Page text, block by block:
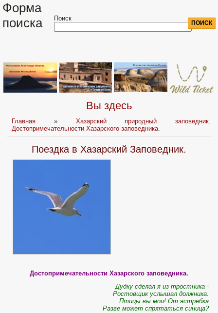
Форма
поиска
Поиск
Вы здесь
Главная » Хазарский природный заповедник.
Достопримечательности Хазарского заповедника.
Поездка в Хазарский Заповедник.
Достопримечательности Хазарского заповедника.
Дудку сделал я из тростника -
Ростовщик услышал должника.
Птицы вы мои! От ястребка
Разве может спрятаться синица?